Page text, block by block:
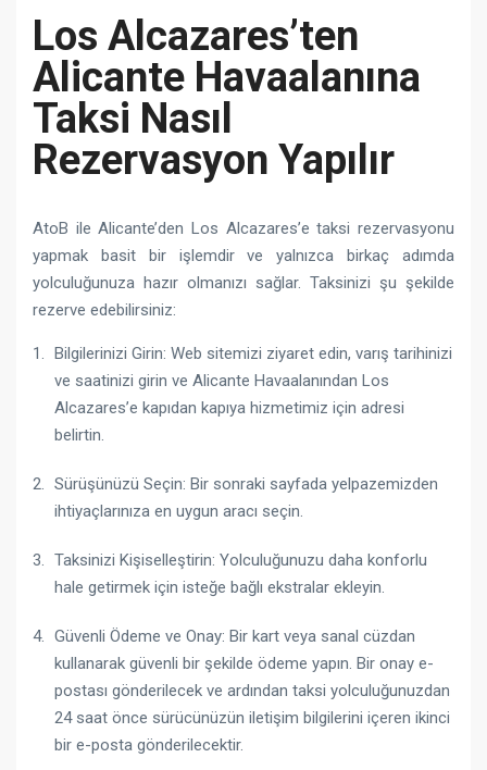
Los Alcazares’ten
Alicante Havaalanına
Taksi Nasıl
Rezervasyon Yapılır
AtoB ile Alicante’den Los Alcazares’e taksi rezervasyonu
yapmak basit bir işlemdir ve yalnızca birkaç adımda
yolculuğunuza hazır olmanızı sağlar. Taksinizi şu şekilde
rezerve edebilirsiniz:
Bilgilerinizi Girin: Web sitemizi ziyaret edin, varış tarihinizi
ve saatinizi girin ve Alicante Havaalanından Los
Alcazares’e kapıdan kapıya hizmetimiz için adresi
belirtin.
Sürüşünüzü Seçin: Bir sonraki sayfada yelpazemizden
ihtiyaçlarınıza en uygun aracı seçin.
Taksinizi Kişiselleştirin: Yolculuğunuzu daha konforlu
hale getirmek için isteğe bağlı ekstralar ekleyin.
Güvenli Ödeme ve Onay: Bir kart veya sanal cüzdan
kullanarak güvenli bir şekilde ödeme yapın. Bir onay e-
postası gönderilecek ve ardından taksi yolculuğunuzdan
24 saat önce sürücünüzün iletişim bilgilerini içeren ikinci
bir e-posta gönderilecektir.